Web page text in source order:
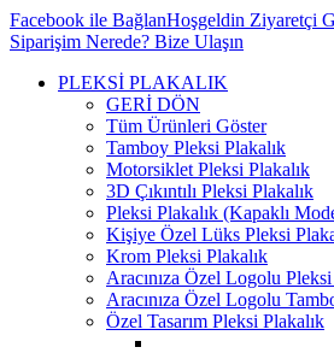
Facebook ile BağlanHoşgeldin Ziyaretçi
Siparişim Nerede? Bize Ulaşın
PLEKSİ PLAKALIK
GERİ DÖN
Tüm Ürünleri Göster
Tamboy Pleksi Plakalık
Motorsiklet Pleksi Plakalık
3D Çıkıntılı Pleksi Plakalık
Pleksi Plakalık (Kapaklı
Kişiye Özel Lüks Pleksi
Krom Pleksi Plakalık
Aracınıza Özel Logolu
Aracınıza Özel Logolu
Özel Tasarım Pleksi Plakalık